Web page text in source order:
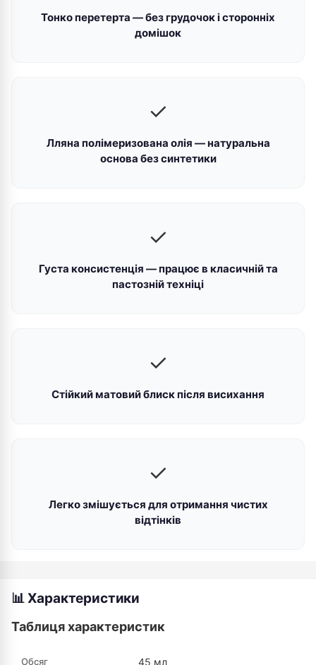
Тонко перетерта — без грудочок і сторонніх
домішок
✓
Лляна полімеризована олія — натуральна
основа без синтетики
✓
Густа консистенція — працює в класичній та
пастозній техніці
✓
Стійкий матовий блиск після висихання
✓
Легко змішується для отримання чистих
відтінків
📊 Характеристики
Таблиця характеристик
Обсяг 45 мл